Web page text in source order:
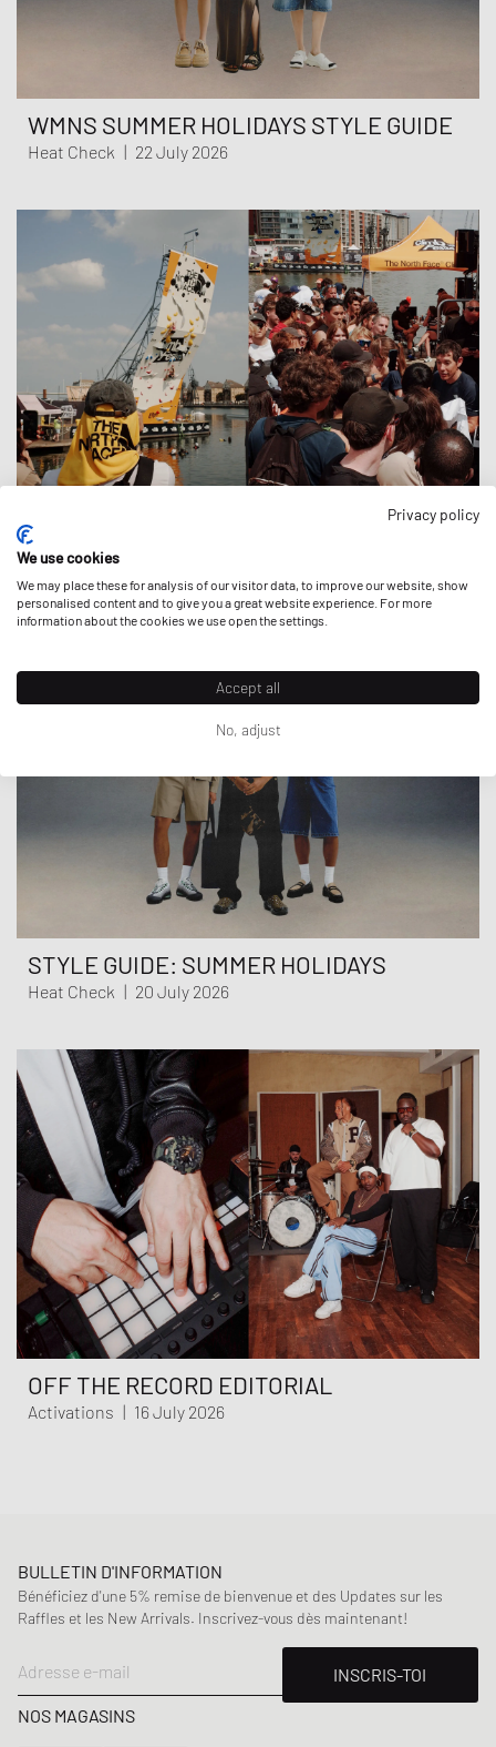
WMNS SUMMER HOLIDAYS STYLE GUIDE
Heat Check | 22 July 2026
OVER THE THAMES
STYLE GUIDE: SUMMER HOLIDAYS
Heat Check | 20 July 2026
OFF THE RECORD EDITORIAL
Activations | 16 July 2026
BULLETIN D'INFORMATION
Bénéficiez d'une 5% remise de bienvenue et des Updates sur les
Raffles et les New Arrivals. Inscrivez-vous dès maintenant!
Adresse e-mail
INSCRIS-TOI
NOS MAGASINS
Privacy policy
We use cookies
We may place these for analysis of our visitor data, to improve our website, show
personalised content and to give you a great website experience. For more
information about the cookies we use open the settings.
Accept all
No, adjust